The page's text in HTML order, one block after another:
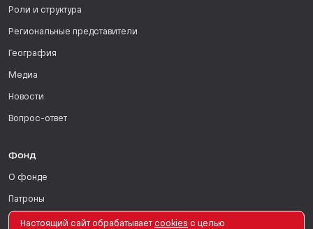
Роли и структура
Региональные представители
География
Медиа
Новости
Вопрос-ответ
Фонд
О фонде
Патроны
Поддержать
Настоящий сайт обрабатывает сookies с целью